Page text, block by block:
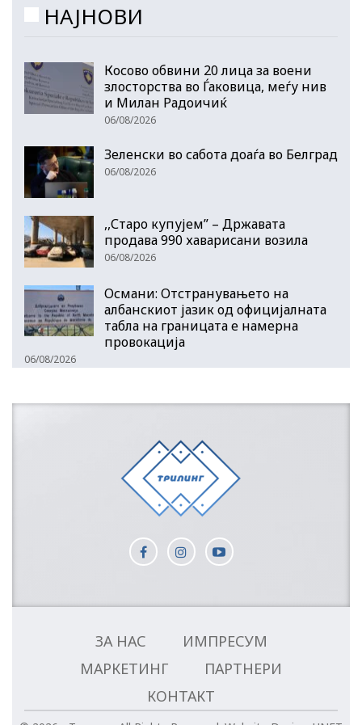
НАЈНОВИ
Косово обвини 20 лица за воени
злосторства во Ѓаковица, меѓу нив
и Милан Радоичиќ
06/08/2026
Зеленски во сабота доаѓа во Белград
06/08/2026
,,Старо купујем” – Државата
продава 990 хаварисани возила
06/08/2026
Османи: Отстранувањето на
албанскиот јазик од официјалната
табла на границата е намерна
провокација
06/08/2026
ЗА НАС
ИМПРЕСУМ
МАРКЕТИНГ
ПАРТНЕРИ
КОНТАКТ